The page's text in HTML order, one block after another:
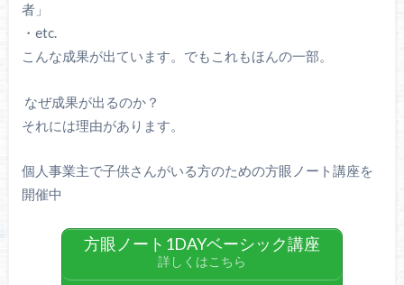
者」
・etc.
こんな成果が出ています。でもこれもほんの一部。
なぜ成果が出るのか？
それには理由があります。
個人事業主で子供さんがいる方のための方眼ノート講座を
開催中
方眼ノート1DAYベーシック講座
詳しくはこちら